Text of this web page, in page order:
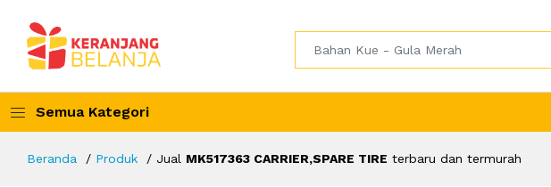
Semua Kategori
Beranda Produk Jual MK517363 CARRIER,SPARE TIRE terbaru dan termurah